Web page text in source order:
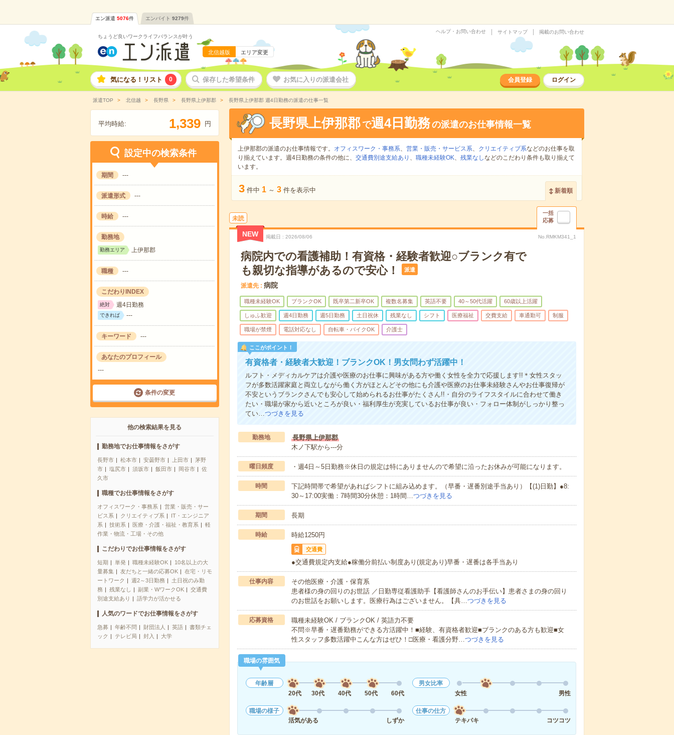
エン派遣 5076件 エンバイト 9279件
ちょうど良いワークライフバランスが叶う
北信越版 エリア変更
ヘルプ・お問い合わせ サイトマップ 掲載のお問い合わせ
気になる！リスト 0 保存した希望条件 お気に入りの派遣会社 会員登録 ログイン
派遣TOP 北信越 長野県 長野県上伊那郡 長野県上伊那郡 週4日勤務の派遣の仕事一覧
平均時給: 1,339 円
設定中の検索条件
期間 ---
派遣形式 ---
時給 ---
勤務地
勤務エリア 上伊那郡
職種 ---
こだわりINDEX
絶対 週4日勤務
できれば ---
キーワード ---
あなたのプロフィール
---
条件の変更
他の検索結果を見る
勤務地でお仕事情報をさがす
長野市 松本市 安曇野市 上田市
茅野
市
塩尻市 須坂市 飯田市 岡谷市
佐
久市
職種でお仕事情報をさがす
オフィスワーク・事務系
営業・販売・サー
ビス系
クリエイティブ系
IT・エンジニア
系
技術系 医療・介護・福祉・教育系
軽
作業・物流・工場・その他
こだわりでお仕事情報をさがす
短期 単発 職種未経験OK
10名以上の大
量募集
友だちと一緒の応募OK
在宅・リモ
ートワーク
週2～3日勤務
土日祝のみ勤
務
残業なし 副業・WワークOK
交通費
別途支給あり
語学力が活かせる
人気のワードでお仕事情報をさがす
急募 年齢不問 財団法人 英語
書類チェ
ック
テレビ局 封入 大学
長野県上伊那郡 で週4日勤務の派遣のお仕事情報一覧
上伊那郡の派遣のお仕事情報です。 オフィスワーク・事務系、 営業・販売・サービス系、 クリエイティブ系などのお仕事を取
り揃えています。週4日勤務の条件の他に、 交通費別途支給あり 、 職種未経験OK、 残業なしなどのこだわり条件も取り揃えて
います。
3 件中 1 ～ 3 件を表示中 新着順
未読
一括
応募
NEW 掲載日 2026/08/06 No.RMKM341_1
病院内での看護補助！有資格・経験者歓迎○ブランク有で
も親切な指導があるので安心！
派遣
派遣先 病院
職種未経験OK ブランクOK 既卒第二新卒OK 複数名募集 英語不要 40～50代活躍 60歳以上活躍
しゅふ歓迎 週4日勤務 週5日勤務 土日祝休 残業なし シフト 医療福祉 交費支給 車通勤可 制服
職場が禁煙 電話対応なし 自転車・バイクOK 介護士
ここがポイント！
有資格者・経験者大歓迎！ブランクOK！男女問わず活躍中！
ルフト・メディカルケアは介護や医療のお仕事に興味がある方や働く女性を全力で応援します!!＊女性スタッ
フが多数活躍家庭と両立しながら働く方がほとんどその他にも介護や医療のお仕事未経験さんやお仕事復帰が
不安というブランクさんでも安心して始められるお仕事がたくさん!!・自分のライフスタイルに合わせて働き
たい・職場が家から近いところが良い・福利厚生が充実しているお仕事が良い・フォロー体制がしっかり整っ
てい…つづきを見る
勤務地
長野県上伊那郡
木ノ下駅から---分
曜日頻度 ・週4日～5日勤務※休日の規定は特にありませんので希望に沿ったお休みが可能になります。
時間
下記時間帯で希望があればシフトに組み込めます。（早番・遅番別途手当あり）【(1)日勤】●8:
30～17:00実働：7時間30分休憩：1時間…つづきを見る
期間 長期
時給 時給1250円
交通費
●交通費規定内支給●稼働分前払い制度あり(規定あり)早番・遅番は各手当あり
仕事内容
その他医療・介護・保育系
患者様の身の回りのお世話 ／日勤専従看護助手【看護師さんのお手伝い】患者さまの身の回り
のお世話をお願いします。医療行為はございません。【具…つづきを見る
応募資格
職種未経験OK / ブランクOK / 英語力不要
不問※早番・遅番勤務ができる方活躍中！■経験、有資格者歓迎■ブランクのある方も歓迎■女
性スタッフ多数活躍中こんな方はぜひ！□医療・看護分野…つづきを見る
職場の雰囲気
年齢層
20代
30代 40代 50代 60代
男女比率
女性
男性
職場の様子
活気がある
しずか
仕事の仕方
テキパキ
コツコツ